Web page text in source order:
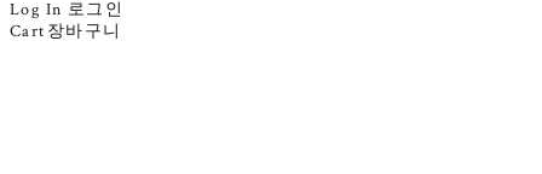
Log In 로그인
Cart 장바구니